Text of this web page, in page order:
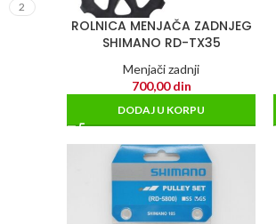
2
ROLNICA MENJAČA ZADNJEG
SHIMANO RD-TX35
Menjači zadnji
700,00din
DODAJ U KORPU